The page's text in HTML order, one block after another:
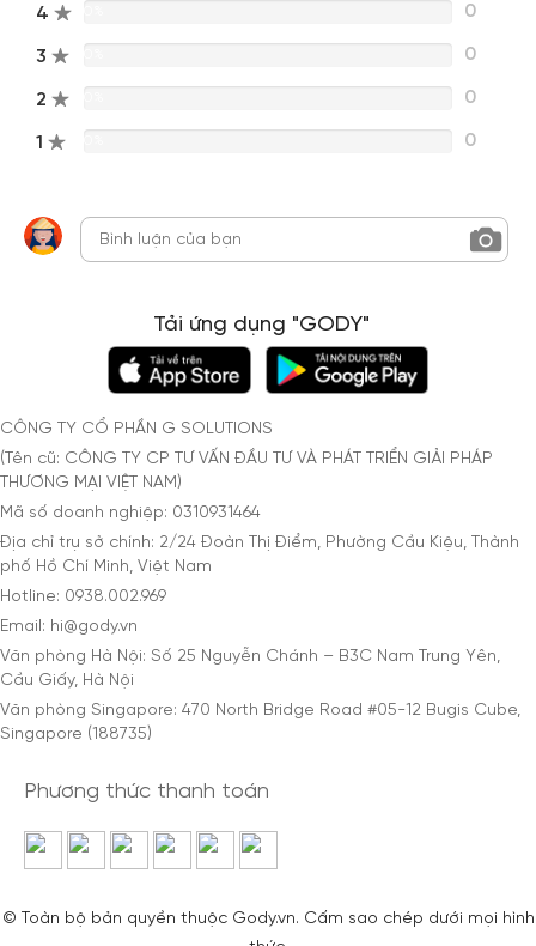
4 0
3 0
2 0
1 0
Tải ứng dụng "GODY"
CÔNG TY CỔ PHẦN G SOLUTIONS
(Tên cũ: CÔNG TY CP TƯ VẤN ĐẦU TƯ VÀ PHÁT TRIỂN GIẢI PHÁP
THƯƠNG MẠI VIỆT NAM)
Mã số doanh nghiệp: 0310931464
Địa chỉ trụ sở chính: 2/24 Đoàn Thị Điểm, Phường Cầu Kiệu, Thành
phố Hồ Chí Minh, Việt Nam
Hotline: 0938.002.969
Email: hi@gody.vn
Văn phòng Hà Nội: Số 25 Nguyễn Chánh – B3C Nam Trung Yên,
Cầu Giấy, Hà Nội
Văn phòng Singapore: 470 North Bridge Road #05-12 Bugis Cube,
Singapore (188735)
Phương thức thanh toán
© Toàn bộ bản quyền thuộc Gody.vn. Cấm sao chép dưới mọi hình